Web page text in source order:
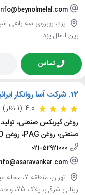
info@beynolmelal.com
یزد، روبروی سه راهی
بین الملل یزد
تماس
12. شرکت آسا روانکار
4.0 (1 نظر)
روغن گیربکس صنعتی،
صنعتی، روغن PAG، روغن PAO
021-52921000
تهران،
زینالی شرقی، پلاک 75، واحد 202